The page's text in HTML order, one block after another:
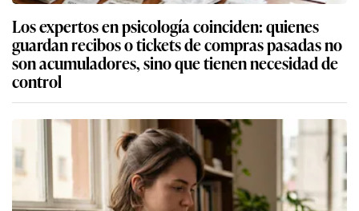
Los expertos en psicología coinciden: quienes
guardan recibos o tickets de compras pasadas no
son acumuladores, sino que tienen necesidad de
control